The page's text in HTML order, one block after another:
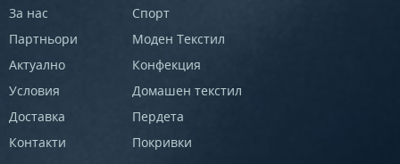
За нас
Партньори
Актуално
Условия
Доставка
Контакти
Спорт
Моден Текстил
Конфекция
Домашен текстил
Пердета
Покривки